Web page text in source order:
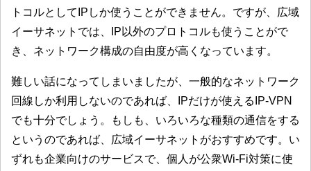
トコルとしてIPしか使うことができません。ですが、広域
イーサネットでは、IP以外のプロトコルも使うことがで
き、ネットワーク構成の自由度が高くなっています。
難しい話になってしまいましたが、一般的なネットワーク
回線しか利用しないのであれば、IPだけが使えるIP-VPN
でも十分でしょう。もしも、いろいろな種類の通信をする
というのであれば、広域イーサネットがおすすめです。い
ずれも企業向けのサービスで、個人が公衆Wi-Fi対策に使